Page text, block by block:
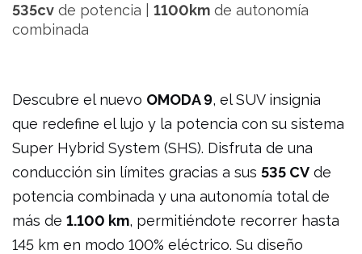
535cv de potencia | 1100km de autonomía
combinada
Descubre el nuevo OMODA 9, el SUV insignia
que redefine el lujo y la potencia con su sistema
Super Hybrid System (SHS). Disfruta de una
conducción sin límites gracias a sus 535 CV de
potencia combinada y una autonomía total de
más de 1.100 km, permitiéndote recorrer hasta
145 km en modo 100% eléctrico. Su diseño